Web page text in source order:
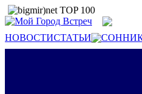
НОВОСТИСТАТЬИ